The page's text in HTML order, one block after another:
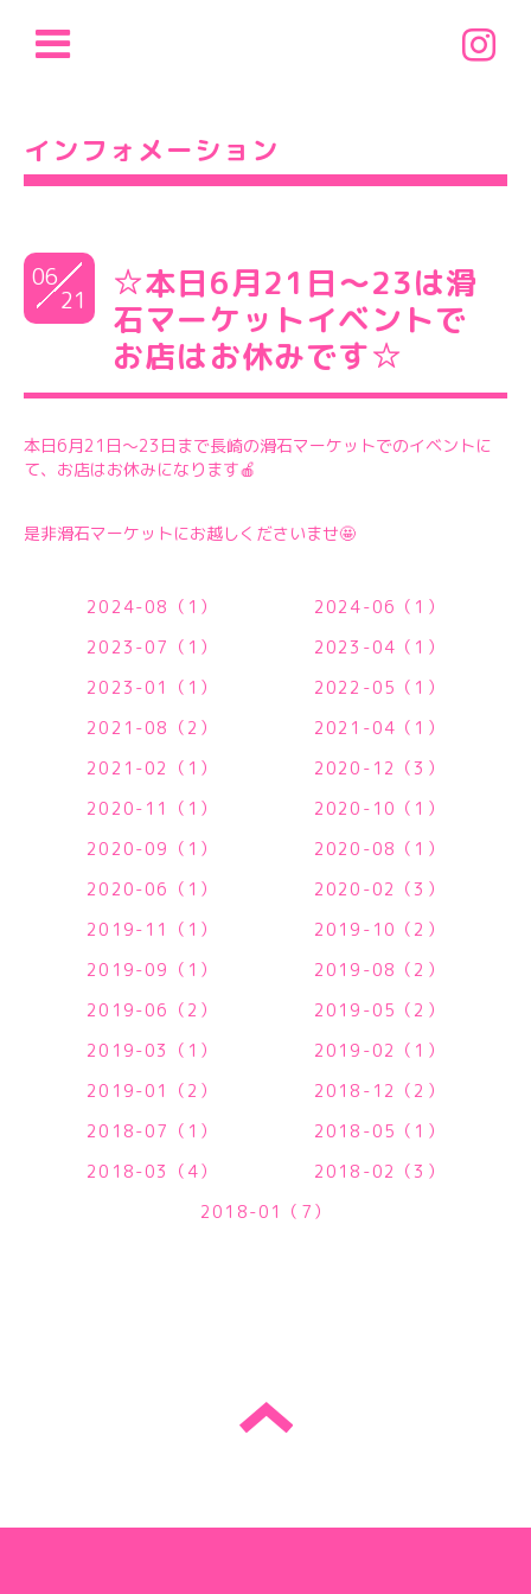
インフォメーション
06
21
☆本日6月21日～23は滑
石マーケットイベントで
お店はお休みです☆
本日6月21日～23日まで長崎の滑石マーケットでのイベントに
て、お店はお休みになります🍎
是非滑石マーケットにお越しくださいませ🤩
2024-08（1）
2024-06（1）
2023-07（1）
2023-04（1）
2023-01（1）
2022-05（1）
2021-08（2）
2021-04（1）
2021-02（1）
2020-12（3）
2020-11（1）
2020-10（1）
2020-09（1）
2020-08（1）
2020-06（1）
2020-02（3）
2019-11（1）
2019-10（2）
2019-09（1）
2019-08（2）
2019-06（2）
2019-05（2）
2019-03（1）
2019-02（1）
2019-01（2）
2018-12（2）
2018-07（1）
2018-05（1）
2018-03（4）
2018-02（3）
2018-01（7）